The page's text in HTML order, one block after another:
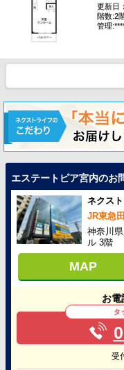
更新日：
階数:2
管理
エステートピア宮内のお
ネクス
JR東急
神奈川
ル 3階
MAP
お電
タ
受